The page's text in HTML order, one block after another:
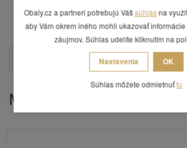
obsah balenia: 100 ks,
cena je uvedená za jedno balenie,
obsah v kartóne: 5 balení.
Mohlo by Vás zaujímať
Obaly.cz a partneri potrebujú Vášsúhlas na
aby Vám okrem iného mohli ukazovať
záujmov. Súhlas udelíte kliknutím na
Nastavenia OK
Súhlas môžete odmietnuťtu